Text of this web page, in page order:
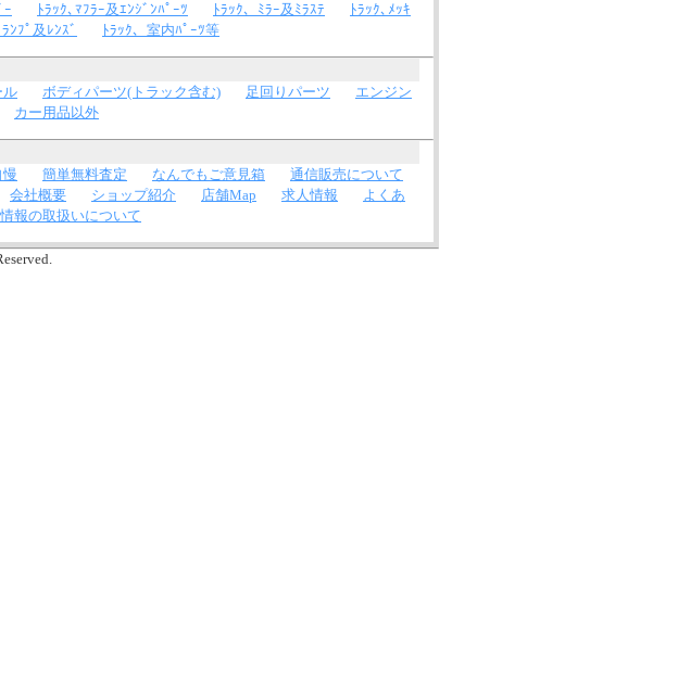
ｰ ﾄﾗｯｸ､ﾏﾌﾗｰ及ｴﾝｼﾞﾝﾊﾟｰﾂ ﾄﾗｯｸ、ﾐﾗｰ及ﾐﾗｽﾃ
ﾄﾗｯｸ､ﾒｯｷ
ﾝﾌﾟ及ﾚﾝｽﾞ ﾄﾗｯｸ、室内ﾊﾟｰﾂ等
ル ボディパーツ(トラック含む) 足回りパーツ
エンジン
カー用品以外
簡単無料査定 なんでもご意見箱
通信販売について
会社概要 ショップ紹介 店舗Map 求人情報
よくあ
報の取扱いについて